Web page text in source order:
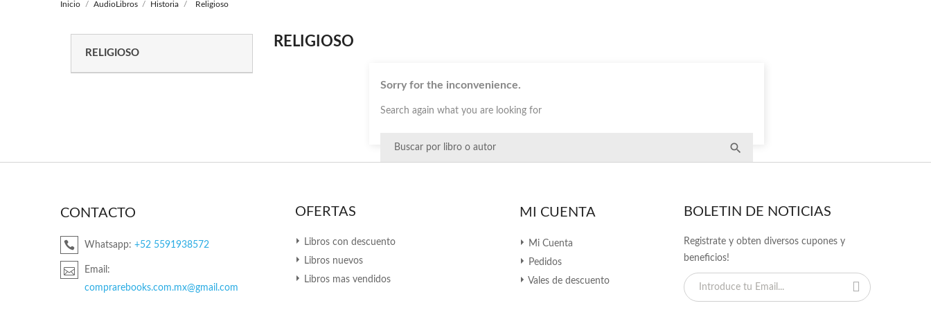
Inicio AudioLibros Historia Religioso
RELIGIOSO
RELIGIOSO
Sorry for the inconvenience.
Search again what you are looking for
CONTACTO
Whatsapp: +52 5591938572
Email:
comprarebooks.com.mx@gmail.com
OFERTAS
Libros con descuento
Libros nuevos
Libros mas vendidos
MI CUENTA
Mi Cuenta
Pedidos
Vales de descuento
BOLETIN DE NOTICIAS
Registrate y obten diversos cupones y
beneficios!